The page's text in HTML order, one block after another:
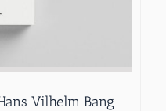
Vilhelm Bang